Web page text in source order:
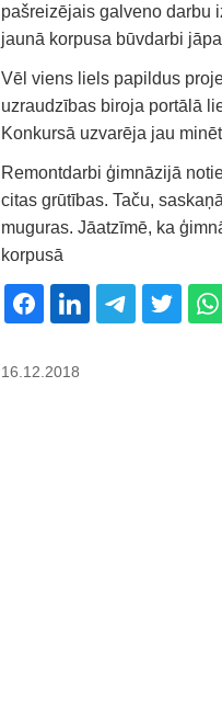
pašreizējais galveno darbu
jaunā korpusa būvdarbi
Vēl viens liels papildus
uzraudzības biroja portālā
Konkursā uzvarēja jau
Remontdarbi ģimnāzijā
citas grūtības. Taču,
muguras. Jāatzīmē, ka
korpusā
16.12.2018